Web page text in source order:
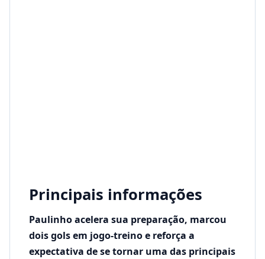
Principais informações
Paulinho acelera sua preparação, marcou
dois gols em jogo-treino e reforça a
expectativa de se tornar uma das principais